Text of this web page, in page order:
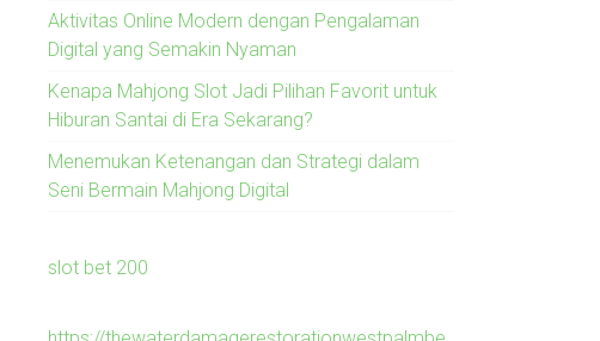
Aktivitas Online Modern dengan Pengalaman
Digital yang Semakin Nyaman
Kenapa Mahjong Slot Jadi Pilihan Favorit untuk
Hiburan Santai di Era Sekarang?
Menemukan Ketenangan dan Strategi dalam
Seni Bermain Mahjong Digital
slot bet 200